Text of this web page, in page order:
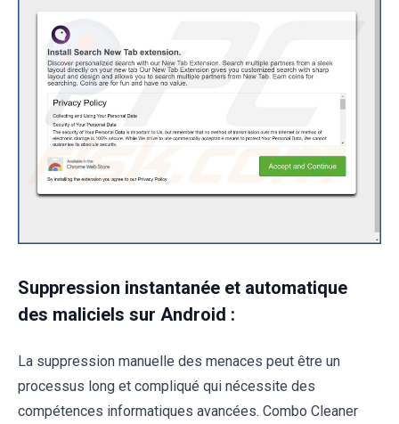
Suppression instantanée et automatique
des maliciels sur Android :
La suppression manuelle des menaces peut être un
processus long et compliqué qui nécessite des
compétences informatiques avancées. Combo Cleaner